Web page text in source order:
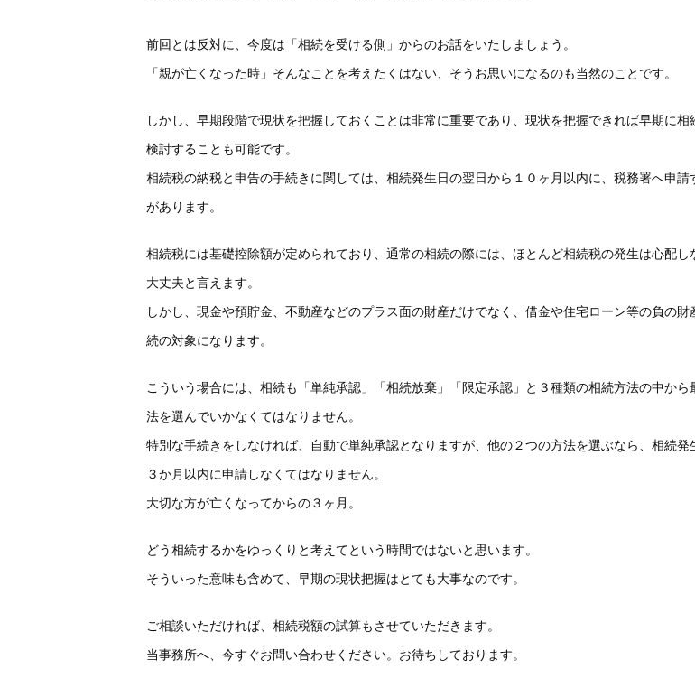
前回とは反対に、今度は「相続を受ける側」からのお話をいたしましょう。
「親が亡くなった時」そんなことを考えたくはない、そうお思いになるのも当然のことです。
しかし、早期段階で現状を把握しておくことは非常に重要であり、現状を把握できれば早期に相
検討することも可能です。
相続税の納税と申告の手続きに関しては、相続発生日の翌日から１０ヶ月以内に、税務署へ申請
があります。
相続税には基礎控除額が定められており、通常の相続の際には、ほとんど相続税の発生は心配し
大丈夫と言えます。
しかし、現金や預貯金、不動産などのプラス面の財産だけでなく、借金や住宅ローン等の負の財
続の対象になります。
こういう場合には、相続も「単純承認」「相続放棄」「限定承認」と３種類の相続方法の中から
法を選んでいかなくてはなりません。
特別な手続きをしなければ、自動で単純承認となりますが、他の２つの方法を選ぶなら、相続発
３か月以内に申請しなくてはなりません。
大切な方が亡くなってからの３ヶ月。
どう相続するかをゆっくりと考えてという時間ではないと思います。
そういった意味も含めて、早期の現状把握はとても大事なのです。
ご相談いただければ、相続税額の試算もさせていただきます。
当事務所へ、今すぐお問い合わせください。お待ちしております。